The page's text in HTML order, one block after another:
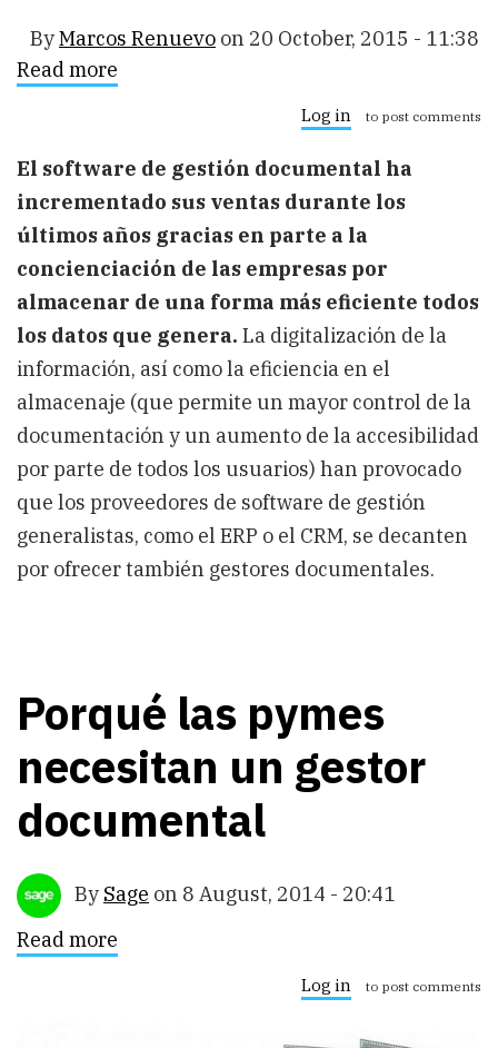
ByMarcos Renuevo on 20 October, 2015 - 11:38
Read more
proveedores
de
software
de
gestión
documental
del
mercado
Log in to post comments
El software de gestión documental ha
incrementado sus ventas durante los
últimos años gracias en parte a la
concienciación de las empresas por
almacenar de una forma más eficiente todos
los datos que genera. La digitalización de la
información, así como la eficiencia en el
almacenaje (que permite un mayor control de la
documentación y un aumento de la accesibilidad
por parte de todos los usuarios) han provocado
que los proveedores de software de gestión
generalistas, como el ERP o el CRM, se decanten
por ofrecer también gestores documentales.
Porqué las pymes
necesitan un gestor
documental
By Sage on 8 August, 2014 - 20:41
Read more
Log in to post comments